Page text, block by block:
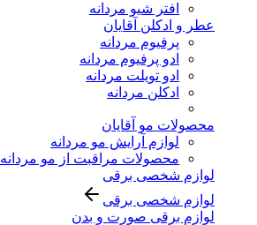
افتر شیو مردانه
عطر و ادکلن آقایان
پرفیوم مردانه
ادو پرفیوم مردانه
ادو تویلت مردانه
ادکلن مردانه
محصولات مو آقایان
لوازم آرایش مو مردانه
محصولات مراقبت از مو مردانه
لوازم شخصی برقی
لوازم شخصی برقی
لوازم برقی صورت و بدن